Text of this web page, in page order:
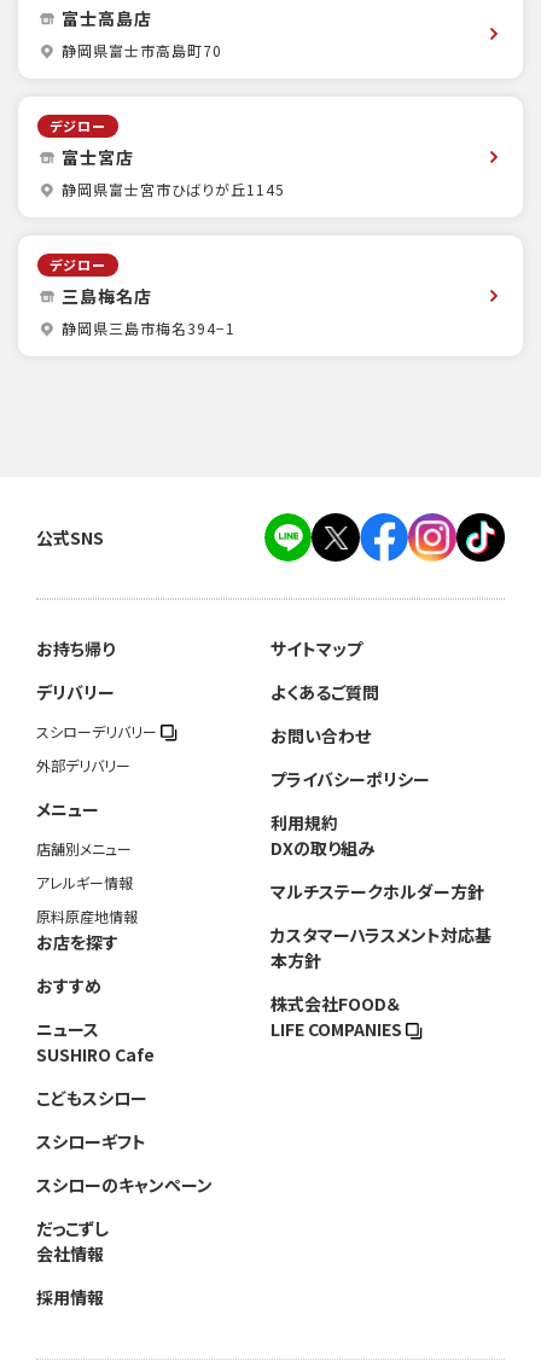
富士高島店
静岡県富士市高島町70
デジロー
富士宮店
静岡県富士宮市ひばりが丘1145
デジロー
三島梅名店
静岡県三島市梅名394−1
公式SNS
お持ち帰り
デリバリー
スシローデリバリー
外部デリバリー
メニュー
店舗別メニュー
アレルギー情報
原料原産地情報
お店を探す
おすすめ
ニュース
SUSHIRO Cafe
こどもスシロー
スシローギフト
スシローのキャンペーン
だっこずし
会社情報
採用情報
サイトマップ
よくあるご質問
お問い合わせ
プライバシーポリシー
利用規約
DXの取り組み
マルチステークホルダー方針
カスタマーハラスメント対応基
本方針
株式会社FOOD＆
LIFE COMPANIES